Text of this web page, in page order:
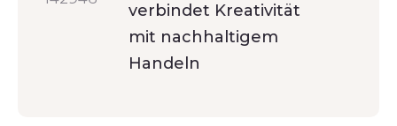
verbindet Kreativität
mit nachhaltigem
Handeln